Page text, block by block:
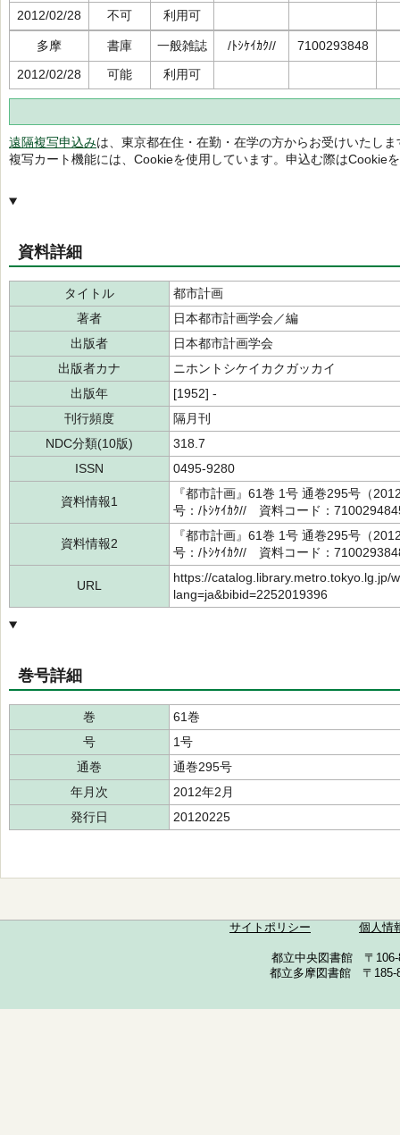
2012/02/28
不可 利用可
多摩 書庫 一般雑誌 /ﾄｼｹｲｶｸ//
7100293848
2012/02/28
可能 利用可
遠隔複写申込みは、東京都在住・在勤・在学の方からお受けいたしま
複写カート機能には、Cookieを使用しています。申込む際はCookie
資料詳細
タイトル
都市計画
著者
日本都市計画学会／編
出版者
日本都市計画学会
出版者カナ
ニホントシケイカクガッカイ
出版年
[1952] -
刊行頻度
隔月刊
NDC分類(10版)
318.7
ISSN
0495-9280
資料情報1
『都市計画』61巻 1号 通巻295号（
号：/ﾄｼｹｲｶｸ// 資料コード：
資料情報2
『都市計画』61巻 1号 通巻295号（
号：/ﾄｼｹｲｶｸ// 資料コード：
URL
https://catalog.library.metro.tokyo.lg.jp/
lang=ja&bibid=2252019396
巻号詳細
巻
61巻
号
1号
通巻
通巻295号
年月次
2012年2月
発行日
20120225
サイトポリシー 個人情
都立中央図書館 〒
都立多摩図書館 〒185-